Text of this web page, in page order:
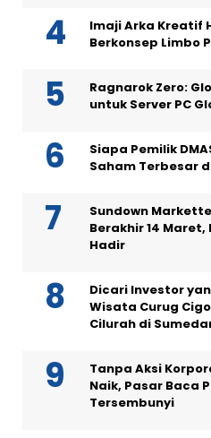
Imaji Arka Kreatif
Berkonsep Limbo
Ragnarok Zero:
untuk Server PC
Siapa Pemilik
Saham Terbesar
Sundown
Berakhir 14
Hadir
Dicari Investor
Wisata Curug
Cilurah di
Tanpa Aksi
Naik, Pasar Baca
Tersembunyi